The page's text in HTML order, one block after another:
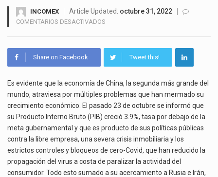
Ante la suspensión temporal de las inspecciones sanitarias del Departamento de Agricultura de Estados Unidos…
El gobierno de Estados Unidos anunciará un arancel del 15 % sobre los productos fabricados…
El Departamento de Agricultura de Estados Unidos (USDA) suspendió el 5 de agosto de 2026…
Las exportaciones mexicanas de vehículos ligeros disminuyeron 9.67 % en julio a tasa anual, alcanzando…
INCOMEX Article Updated: octubre 31, 2022
COMENTARIOS DESACTIVADOS
CHINA
PARA
MÉXICO
Share on Facebook Tweet this!
Es evidente que la economía de China, la segunda más grande del
mundo, atraviesa por múltiples problemas que han mermado su
crecimiento económico. El pasado 23 de octubre se informó que
su Producto Interno Bruto (PIB) creció 3.9%, tasa por debajo de la
meta gubernamental y que es producto de sus políticas públicas
contra la libre empresa, una severa crisis inmobiliaria y los
estrictos controles y bloqueos de cero-Covid, que han reducido la
propagación del virus a costa de paralizar la actividad del
consumidor. Todo esto sumado a su acercamiento a Rusia e Irán,